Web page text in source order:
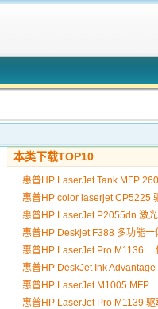
本类下载TOP10
惠普HP LaserJet Tank MFP
惠普HP color laserjet CP5225
惠普HP LaserJet P2055dn 激
惠普HP Deskjet F388 多功能一
惠普HP LaserJet Pro M1136 一
惠普HP DeskJet Ink Advantage
惠普HP LaserJet M1005 MFP
惠普HP LaserJet Pro M1139 驱